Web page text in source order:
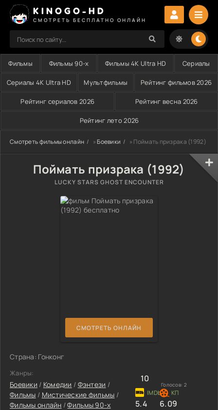
KINOGO-HD
СМОТРЕТЬ БЕСПЛАТНО ОНЛАЙН
Фильмы Фильмы 90-х Фильмы 4K Ultra HD Сериалы
Сериалы 4K Ultra HD Мультфильмы Рейтинг фильмов 2026
Рейтинг сериалов 2026 Рейтинг весна 2026
Рейтинг лето 2026
Смотреть фильмы онлайн »Боевики » Поймать призрака (1992)
Поймать призрака (1992)
LUCKY STARS GHOST ENCOUNTER
СМОТРЕТЬ ОНЛАЙН
Страна: Гонконг
Жанры:
Боевики / Комедии / Фэнтези /
Фильмы / Мистические фильмы /
Фильмы онлайн /Фильмы 90-х
10
Голосов: 2
5.4 6.09